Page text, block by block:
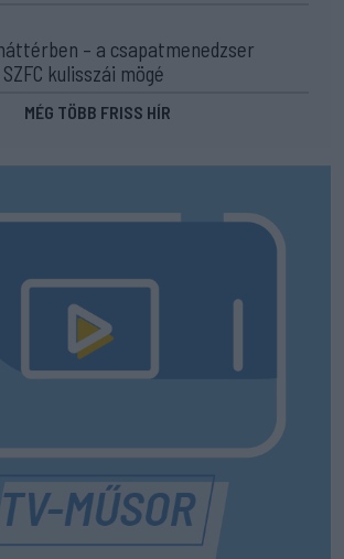
– a csapatmenedzser
kulisszái mögé
MÉG TÖBB FRISS HÍR